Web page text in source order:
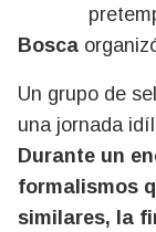
Bosca
Un grupo de
una jornada
Durante un
formalismos
similares, la